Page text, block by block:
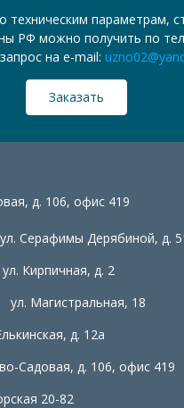
техническим параметрам,
РФ можно получить по
на e-mail:
Заказать
д. 106, офис 419
ул. Серафимы Дерябиной, д.
ул. Кирпичная, д. 2
ул. Магистральная, 18
д. 12а
Садовая, д. 106, офис 419
20-82